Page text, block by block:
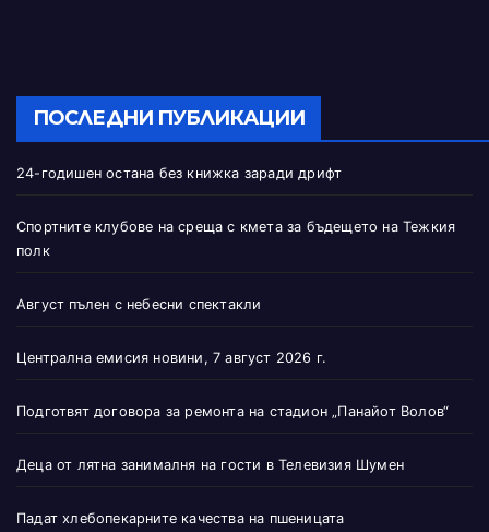
ПОСЛЕДНИ ПУБЛИКАЦИИ
24-годишен остана без книжка заради дрифт
Спортните клубове на среща с кмета за бъдещето на Тежкия
полк
Август пълен с небесни спектакли
Централна емисия новини, 7 август 2026 г.
Подготвят договора за ремонта на стадион „Панайот Волов“
Деца от лятна занималня на гости в Телевизия Шумен
Падат хлебопекарните качества на пшеницата